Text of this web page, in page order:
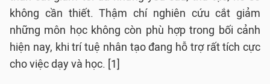
không cần thiết. Thậm chí nghiên cứu cắt giảm
những môn học không còn phù hợp trong bối cảnh
hiện nay, khi trí tuệ nhân tạo đang hỗ trợ rất tích cực
cho việc dạy và học. [1]